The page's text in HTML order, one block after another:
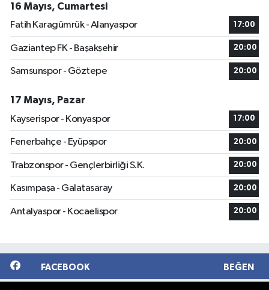
16 Mayıs, Cumartesi
Fatih Karagümrük - Alanyaspor
17:00
Gaziantep FK - Başakşehir 20:00
Samsunspor - Göztepe 20:00
17 Mayıs, Pazar
Kayserispor - Konyaspor
17:00
Fenerbahçe - Eyüpspor 20:00
Trabzonspor - Gençlerbirliği S.K. 20:00
Kasımpaşa - Galatasaray 20:00
Antalyaspor - Kocaelispor 20:00
FACEBOOK BEĞEN